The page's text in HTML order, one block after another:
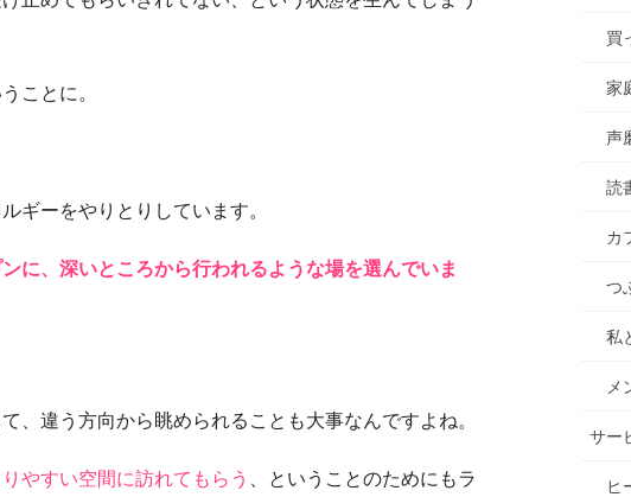
ことに。
ギーをやりとりしています。
に、深いところから行われるような場を選んでいま
、違う方向から眺められることも大事なんですよね。
やすい空間に訪れてもらう 、ということのためにもラ
買
家
声
読
カ
つ
私
メ
サー
ヒ